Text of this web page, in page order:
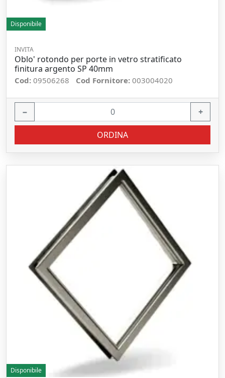
Disponibile
INVITA
Oblo' rotondo per porte in vetro stratificato
finitura argento SP 40mm
Cod: 09506268 Cod Fornitore: 003004020
− +
ORDINA
Disponibile